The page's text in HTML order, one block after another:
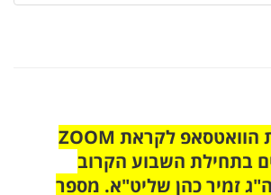
הצטרפו לקבוצת הוואטסאפ לקראת ZOOM
בתחילת השבוע הקרוב
זמיר כהן שליט"א. מספר